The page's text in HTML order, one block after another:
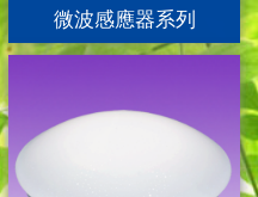
微波感應器系列